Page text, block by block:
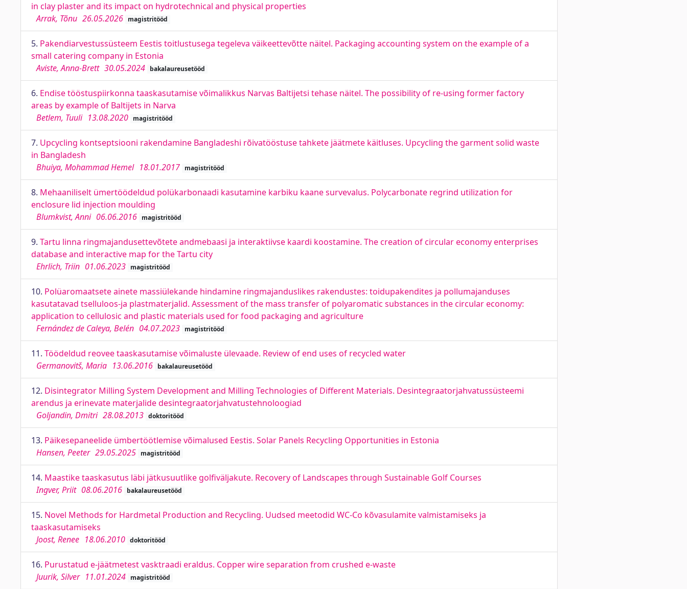
in clay plaster and its impact on hydrotechnical and physical properties
Arrak, Tõnu 26.05.2026 magistritööd
5. Pakendiarvestussüsteem Eestis toitlustusega tegeleva väikeettevõtte näitel. Packaging accounting system on the example of a
small catering company in Estonia
Aviste, Anna-Brett 30.05.2024 bakalaureusetööd
6. Endise tööstuspiirkonna taaskasutamise võimalikkus Narvas Baltijetsi tehase näitel. The possibility of re-using former factory
areas by example of Baltijets in Narva
Betlem, Tuuli 13.08.2020 magistritööd
7. Upcycling kontseptsiooni rakendamine Bangladeshi rõivatööstuse tahkete jäätmete käitluses. Upcycling the garment solid waste
in Bangladesh
Bhuiya, Mohammad Hemel 18.01.2017 magistritööd
8. Mehaaniliselt ümertöödeldud polükarbonaadi kasutamine karbiku kaane survevalus. Polycarbonate regrind utilization for
enclosure lid injection moulding
Blumkvist, Anni 06.06.2016 magistritööd
9. Tartu linna ringmajandusettevõtete andmebaasi ja interaktiivse kaardi koostamine. The creation of circular economy enterprises
database and interactive map for the Tartu city
Ehrlich, Triin 01.06.2023 magistritööd
10. Polüaromaatsete ainete massiülekande hindamine ringmajanduslikes rakendustes: toidupakendites ja pollumajanduses
kasutatavad tselluloos-ja plastmaterjalid. Assessment of the mass transfer of polyaromatic substances in the circular economy:
application to cellulosic and plastic materials used for food packaging and agriculture
Fernández de Caleya, Belén 04.07.2023 magistritööd
11. Töödeldud reovee taaskasutamise võimaluste ülevaade. Review of end uses of recycled water
Germanovitš, Maria 13.06.2016 bakalaureusetööd
12. Disintegrator Milling System Development and Milling Technologies of Different Materials. Desintegraatorjahvatussüsteemi
arendus ja erinevate materjalide desintegraatorjahvatustehnoloogiad
Goljandin, Dmitri 28.08.2013 doktoritööd
13. Päikesepaneelide ümbertöötlemise võimalused Eestis. Solar Panels Recycling Opportunities in Estonia
Hansen, Peeter 29.05.2025 magistritööd
14. Maastike taaskasutus läbi jätkusuutlike golfiväljakute. Recovery of Landscapes through Sustainable Golf Courses
Ingver, Priit 08.06.2016 bakalaureusetööd
15. Novel Methods for Hardmetal Production and Recycling. Uudsed meetodid WC-Co kõvasulamite valmistamiseks ja
taaskasutamiseks
Joost, Renee 18.06.2010 doktoritööd
16. Purustatud e‐jäätmetest vasktraadi eraldus. Copper wire separation from crushed e-waste
Juurik, Silver 11.01.2024 magistritööd